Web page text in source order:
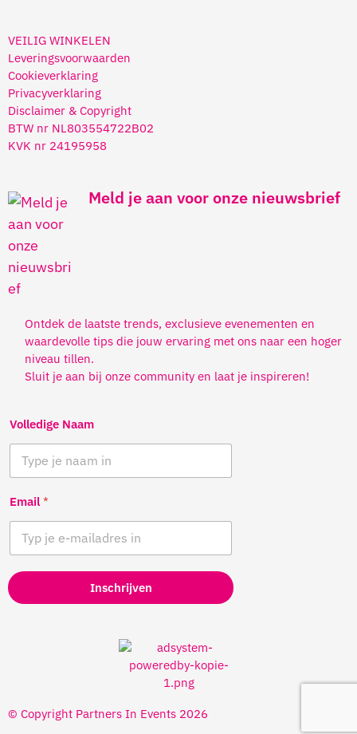
VEILIG WINKELEN
Leveringsvoorwaarden
Cookieverklaring
Privacyverklaring
Disclaimer & Copyright
BTW nr NL803554722B02
KVK nr 24195958
Meld je aan voor onze nieuwsbrief
Ontdek de laatste trends, exclusieve evenementen en
waardevolle tips die jouw ervaring met ons naar een hoger
niveau tillen.
Sluit je aan bij onze community en laat je inspireren!
Volledige Naam
Email *
Inschrijven
© Copyright Partners In Events 2026